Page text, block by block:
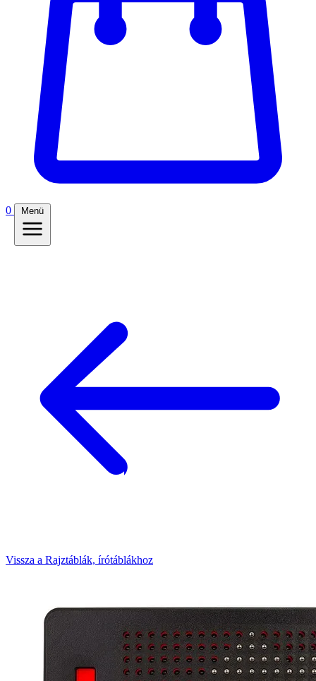
0 Menü
Vissza a Rajztáblák, írótáblákhoz